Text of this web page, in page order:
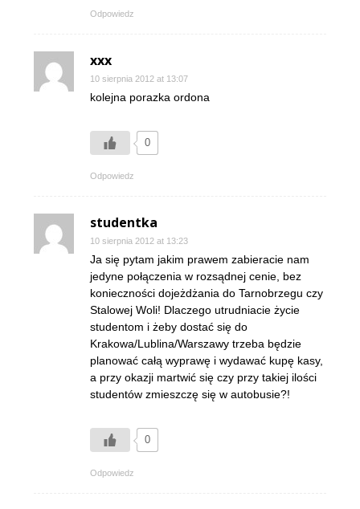
Odpowiedz
xxx
10 sierpnia 2012 at 13:07
kolejna porazka ordona
0
Odpowiedz
studentka
10 sierpnia 2012 at 13:23
Ja się pytam jakim prawem zabieracie nam
jedyne połączenia w rozsądnej cenie, bez
konieczności dojeżdżania do Tarnobrzegu czy
Stalowej Woli! Dlaczego utrudniacie życie
studentom i żeby dostać się do
Krakowa/Lublina/Warszawy trzeba będzie
planować całą wyprawę i wydawać kupę kasy,
a przy okazji martwić się czy przy takiej ilości
studentów zmieszczę się w autobusie?!
0
Odpowiedz